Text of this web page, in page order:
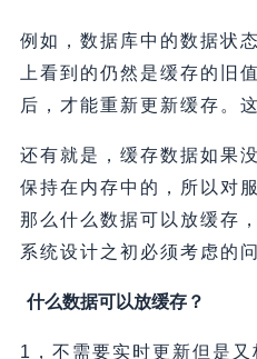
例如，数据库中的数据状
上看到的仍然是缓存的旧
后，才能重新更新缓存。
还有就是，缓存数据如果
保持在内存中的，所以对
那么什么数据可以放缓存
系统设计之初必须考虑的问
什么数据可以放缓存？
1，不需要实时更新但是又